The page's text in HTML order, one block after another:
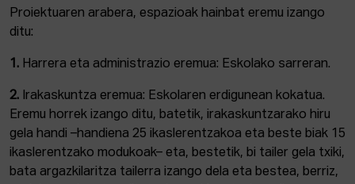
Proiektuaren arabera, espazioak hainbat eremu izango
ditu:
1. Harrera eta administrazio eremua: Eskolako sarreran.
2. Irakaskuntza eremua: Eskolaren erdigunean kokatua.
Eremu horrek izango ditu, batetik, irakaskuntzarako hiru
gela handi –handiena 25 ikaslerentzakoa eta beste biak 15
ikaslerentzako modukoak– eta, bestetik, bi tailer gela txiki,
bata argazkilaritza tailerra izango dela eta bestea, berriz,